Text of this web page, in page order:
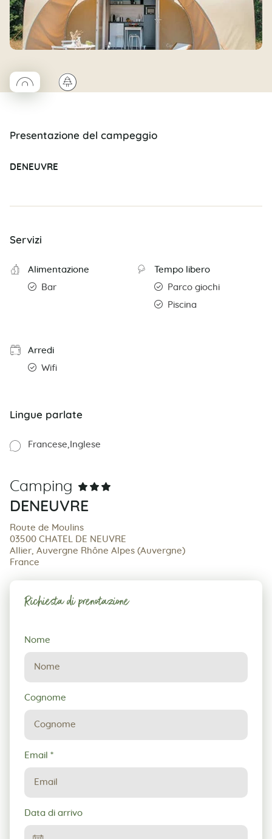
◯Coco rond🌲
Presentazione del campeggio
DENEUVRE
Servizi
Alimentazione
Bar
Tempo libero
Parco giochi
Piscina
Arredi
Wifi
Lingue parlate
Francese Inglese
Camping
DENEUVRE
Route de Moulins
03500 CHATEL DE NEUVRE
Allier, Auvergne Rhône Alpes (Auvergne)
France
Richiesta di prenotazione
Richiesta
di
prenotazione
Nome
Cognome
Email *
Data di arrivo